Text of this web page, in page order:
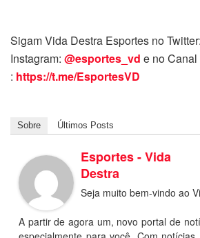
Sigam Vida Destra Esportes no Twitter:
Instagram: @esportes_vd e no
: https://t.me/EsportesVD
Sobre Últimos Posts
Esportes - Vida
Destra
Seja muito bem-vindo ao
A partir de agora um, novo portal de